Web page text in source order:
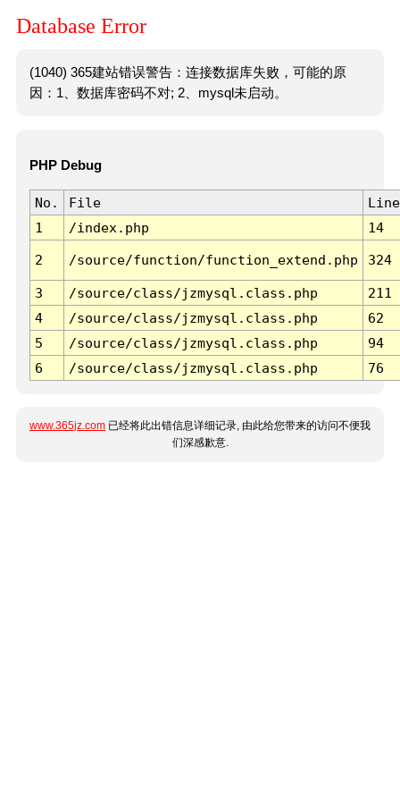
Database Error
(1040) 365建站错误警告：连接数据库失败，可能的原
因：1、数据库密码不对; 2、mysql未启动。
PHP Debug
No. File
Line
1
/index.php 14
2 /source/function/function_extend.php 324
3 /source/class/jzmysql.class.php
211
4
/source/class/jzmysql.class.php
62
5
/source/class/jzmysql.class.php
94
6
/source/class/jzmysql.class.php 76
www.365jz.com 已经将此出错信息详细记录, 由此给您带来的访问不便我
们深感歉意.